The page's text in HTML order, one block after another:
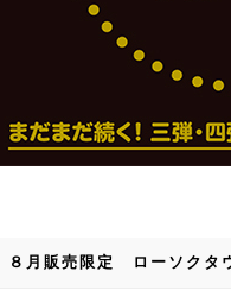
８月販売限定 ローソクタ